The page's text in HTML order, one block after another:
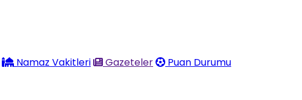
Namaz Vakitleri Gazeteler
Puan Durumu